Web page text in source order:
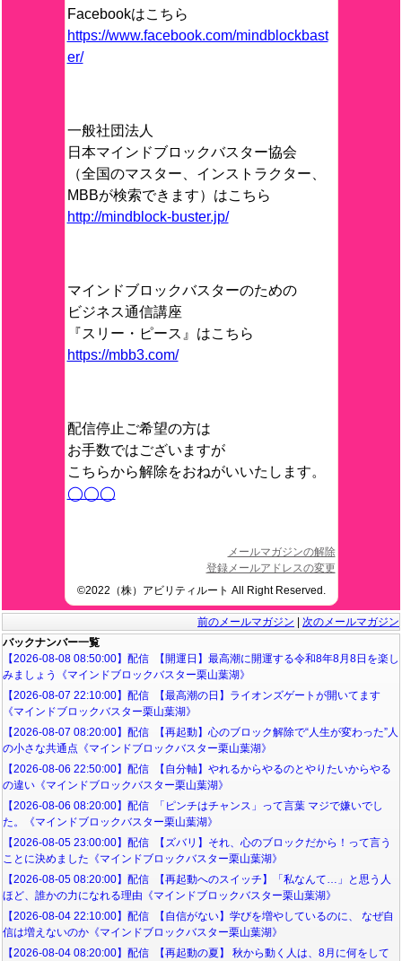
Facebookはこちら
https://www.facebook.com/mindblockbast
er/
一般社団法人
日本マインドブロックバスター協会
（全国のマスター、インストラクター、
MBBが検索できます）はこちら
http://mindblock-buster.jp/
マインドブロックバスターのための
ビジネス通信講座
『スリー・ピース』はこちら
https://mbb3.com/
配信停止ご希望の方は
お手数ではございますが
こちらから解除をおねがいいたします。
◯◯◯
メールマガジンの解除
登録メールアドレスの変更
©2022（株）アビリティルート All Right Reserved.
前のメールマガジン
次のメールマガジン
バックナンバー一覧
【2026-08-08 08:50:00】配信 【開運日】最高潮に開運する令和8年8月8日を楽し
みましょう《マインドブロックバスター栗山葉湖》
【2026-08-07 22:10:00】配信 【最高潮の日】ライオンズゲートが開いてます
《マインドブロックバスター栗山葉湖》
【2026-08-07 08:20:00】配信 【再起動】心のブロック解除で“人生が変わった”人
の小さな共通点《マインドブロックバスター栗山葉湖》
【2026-08-06 22:50:00】配信 【自分軸】やれるからやるのとやりたいからやる
の違い《マインドブロックバスター栗山葉湖》
【2026-08-06 08:20:00】配信 「ピンチはチャンス」って言葉 マジで嫌いでし
た。《マインドブロックバスター栗山葉湖》
【2026-08-05 23:00:00】配信 【ズバリ】それ、心のブロックだから！って言う
ことに決めました《マインドブロックバスター栗山葉湖》
【2026-08-05 08:20:00】配信 【再起動へのスイッチ】「私なんて…」と思う人
ほど、誰かの力になれる理由《マインドブロックバスター栗山葉湖》
【2026-08-04 22:10:00】配信 【自信がない】学びを増やしているのに、 なぜ自
信は増えないのか《マインドブロックバスター栗山葉湖》
【2026-08-04 08:20:00】配信 【再起動の夏】 秋から動く人は、8月に何をして